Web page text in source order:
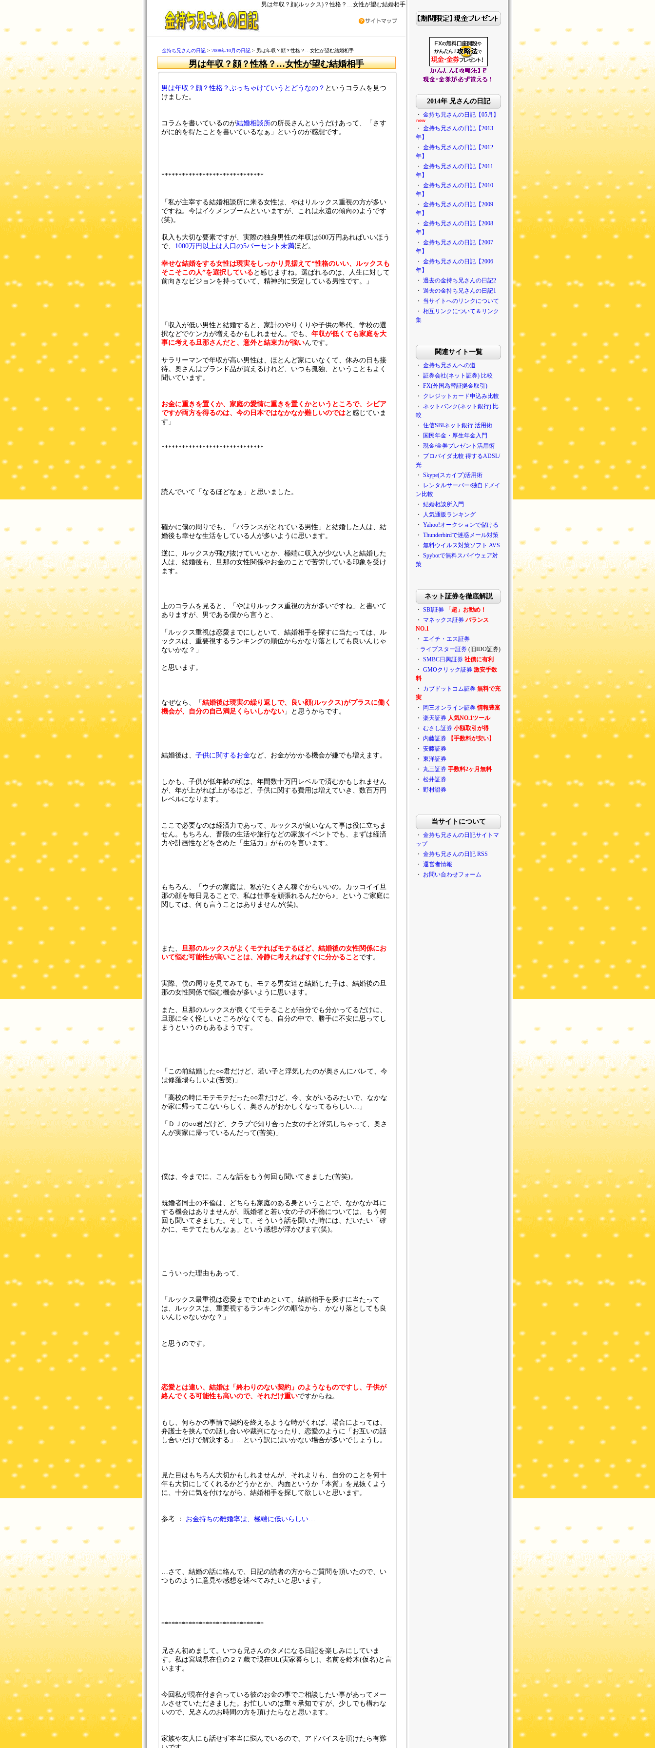
男は年収？顔(ルックス)？性格？…女性が望む結婚相手
金持ち兄さんの日記 > 2008年10月の日記 > 男は年収？顔？性格？…女性が望む結婚相手
男は年収？顔？性格？…女性が望む結婚相手
男は年収？顔？性格？ぶっちゃけていうとどうなの？ というコラムを見つ
けました。
コラムを書いているのが結婚相談所の所長さんというだけあって、「さす
がに的を得たことを書いているなぁ」というのが感想です。
******************************
「私が主宰する結婚相談所に来る女性は、やはりルックス重視の方が多い
ですね。今はイケメンブームといいますが、これは永遠の傾向のようです
(笑)。
収入も大切な要素ですが、実際の独身男性の年収は600万円あればいいほう
で、 1000万円以上は人口の5パーセント未満ほど。
幸せな結婚をする女性は現実をしっかり見据えて“性格のいい、ルックスも
そこそこの人”を選択している と感じますね。選ばれるのは、人生に対して
前向きなビジョンを持っていて、精神的に安定している男性です。」
「収入が低い男性と結婚すると、家計のやりくりや子供の塾代、学校の選
択などでケンカが増えるかもしれません。でも、 年収が低くても家庭を大
事に考える旦那さんだと、意外と結束力が強いんです。
サラリーマンで年収が高い男性は、ほとんど家にいなくて、休みの日も接
待。奥さんはブランド品が買えるけれど、いつも孤独、ということもよく
聞いています。
お金に重きを置くか、家庭の愛情に重きを置くかというところで、シビア
ですが両方を得るのは、今の日本ではなかなか難しいのではと感じていま
す」
******************************
読んでいて「なるほどなぁ」と思いました。
確かに僕の周りでも、「バランスがとれている男性」と結婚した人は、結
婚後も幸せな生活をしている人が多いように思います。
逆に、ルックスが飛び抜けていいとか、極端に収入が少ない人と結婚した
人は、結婚後も、旦那の女性関係やお金のことで苦労している印象を受け
ます。
上のコラムを見ると、「やはりルックス重視の方が多いですね」と書いて
ありますが、男である僕から言うと、
「ルックス重視は恋愛までにしといて、結婚相手を探すに当たっては、ル
ックスは、重要視するランキングの順位からかなり落としても良いんじゃ
ないかな？」
と思います。
なぜなら、「 結婚後は現実の繰り返しで、良い顔(ルックス)がプラスに働く
機会が、自分の自己満足くらいしかない」と思うからです。
結婚後は、 子供に関するお金など、お金がかかる機会が嫌でも増えます。
しかも、子供が低年齢の頃は、年間数十万円レベルで済むかもしれません
が、年が上がれば上がるほど、子供に関する費用は増えていき、数百万円
レベルになります。
ここで必要なのは経済力であって、ルックスが良いなんて事は役に立ちま
せん。もちろん、普段の生活や旅行などの家族イベントでも、まずは経済
力や計画性などを含めた「生活力」がものを言います。
もちろん、「ウチの家庭は、私がたくさん稼ぐからいいの。カッコイイ旦
那の顔を毎日見ることで、私は仕事を頑張れるんだから♪」というご家庭に
関しては、何も言うことはありませんが(笑)。
また、 旦那のルックスがよくモテればモテるほど、結婚後の女性関係にお
いて悩む可能性が高いことは、冷静に考えればすぐに分かること です。
実際、僕の周りを見てみても、モテる男友達と結婚した子は、結婚後の旦
那の女性関係で悩む機会が多いように思います。
また、旦那のルックスが良くてモテることが自分でも分かってるだけに、
旦那に全く怪しいところがなくても、自分の中で、勝手に不安に思ってし
まうというのもあるようです。
「この前結婚した○○君だけど、若い子と浮気したのが奥さんにバレて、今
は修羅場らしいよ(苦笑)」
「高校の時にモテモテだった○○君だけど、今、女がいるみたいで、なかな
か家に帰ってこないらしく、奥さんがおかしくなってるらしい…」
「ＤＪの○○君だけど、クラブで知り合った女の子と浮気しちゃって、奥さ
んが実家に帰っているんだって(苦笑)」
僕は、今までに、こんな話をもう何回も聞いてきました(苦笑)。
既婚者同士の不倫は、どちらも家庭のある身ということで、なかなか耳に
する機会はありませんが、既婚者と若い女の子の不倫については、もう何
回も聞いてきました。そして、そういう話を聞いた時には、だいたい「確
かに、モテてたもんなぁ」という感想が浮かびます(笑)。
こういった理由もあって、
「ルックス最重視は恋愛までで止めといて、結婚相手を探すに当たって
は、ルックスは、重要視するランキングの順位から、かなり落としても良
いんじゃないかな？」
と思うのです。
恋愛とは違い、結婚は「終わりのない契約」のようなものですし、子供が
絡んでくる可能性も高いので、それだけ重いですからね。
もし、何らかの事情で契約を終えるような時がくれば、場合によっては、
弁護士を挟んでの話し合いや裁判になったり、恋愛のように「お互いの話
し合いだけで解決する」…という訳にはいかない場合が多いでしょうし。
見た目はもちろん大切かもしれませんが、それよりも、自分のことを何十
年も大切にしてくれるかどうかとか、内面というか「本質」を見抜くよう
に、十分に気を付けながら、結婚相手を探して欲しいと思います。
参考 ： お金持ちの離婚率は、極端に低いらしい…
…さて、結婚の話に絡んで、日記の読者の方からご質問を頂いたので、い
つものように意見や感想を述べてみたいと思います。
******************************
兄さん初めまして。いつも兄さんのタメになる日記を楽しみにしていま
す。私は宮城県在住の２７歳で現在OL(実家暮らし)、名前を鈴木(仮名)と言
います。
今回私が現在付き合っている彼のお金の事でご相談したい事があってメー
ルさせていただきました。お忙しいのは重々承知ですが、少しでも構わな
いので、兄さんのお時間の方を頂けたらなと思います。
家族や友人にも話せず本当に悩んでいるので、アドバイスを頂けたら有難
2014年 兄さんの日記
・ 金持ち兄さんの日記【05月】
・ 金持ち兄さんの日記【2013
年】
・ 金持ち兄さんの日記【2012
年】
・ 金持ち兄さんの日記【2011
年】
・ 金持ち兄さんの日記【2010
年】
・ 金持ち兄さんの日記【2009
年】
・ 金持ち兄さんの日記【2008
年】
・ 金持ち兄さんの日記【2007
年】
・ 金持ち兄さんの日記【2006
年】
・ 過去の金持ち兄さんの日記2
・ 過去の金持ち兄さんの日記1
・ 当サイトへのリンクについて
・ 相互リンクについて＆リンク
集
関連サイト一覧
・ 金持ち兄さんへの道
・ 証券会社(ネット証券) 比較
・ FX(外国為替証拠金取引)
・ クレジットカード申込み比較
・ ネットバンク(ネット銀行) 比
較
・ 住信SBIネット銀行 活用術
・
国民年金・厚生年金入門
・ 現金/金券プレゼント活用術
・ プロバイダ比較 得するADSL/
光
・ Skype(スカイプ)活用術
・ レンタルサーバー/独自ドメイ
ン比較
・ 結婚相談所入門
・
人気通販ランキング
・ Yahoo!オークションで儲ける
・ Thunderbirdで迷惑メール対策
・ 無料ウイルス対策ソフト AVS
・ Spybotで無料スパイウェア対
策
ネット証券を徹底解説
・ SBI証券
「超」お勧め！
・ マネックス証券 バランス
NO.1
・ エイチ・エス証券
･ ライブスター証券 (旧IDO証券)
・ SMBC日興証券 社債に有利
・ GMOクリック証券 激安手数
料
・ カブドットコム証券 無料で充
実
・
岡三オンライン証券 情報豊富
・ 楽天証券 人気NO.1ツール
・ むさし証券 小額取引が得
・ 内藤証券
【手数料が安い】
・ 安藤証券
・ 東洋証券
・ 丸三証券 手数料2ヶ月無料
・ 松井証券
・ 野村證券
当サイトについて
・ 金持ち兄さんの日記サイトマ
ップ
・ 金持ち兄さんの日記 RSS
・ 運営者情報
・ お問い合わせフォーム